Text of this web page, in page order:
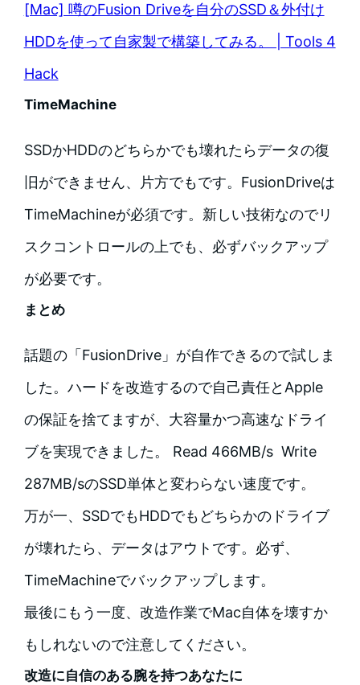
[Mac] 噂のFusion Driveを自分のSSD＆外付け
HDDを使って自家製で構築してみる。 | Tools 4
Hack
TimeMachine
SSDかHDDのどちらかでも壊れたらデータの復
旧ができません、片方でもです。FusionDriveは
TimeMachineが必須です。新しい技術なのでリ
スクコントロールの上でも、必ずバックアップ
が必要です。
まとめ
話題の「FusionDrive」が自作できるので試しま
した。ハードを改造するので自己責任とApple
の保証を捨てますが、大容量かつ高速なドライ
ブを実現できました。 Read 466MB/s Write
287MB/sのSSD単体と変わらない速度です。
万が一、SSDでもHDDでもどちらかのドライブ
が壊れたら、データはアウトです。必ず、
TimeMachineでバックアップします。
最後にもう一度、改造作業でMac自体を壊すか
もしれないので注意してください。
改造に自信のある腕を持つあなたに